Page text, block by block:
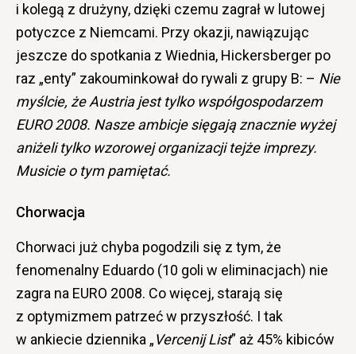
i kolegą z drużyny, dzięki czemu zagrał w lutowej
potyczce z Niemcami. Przy okazji, nawiązując
jeszcze do spotkania z Wiednia, Hickersberger po
raz „enty” zakouminkował do rywali z grupy B: – Nie
myślcie, że Austria jest tylko współgospodarzem
EURO 2008. Nasze ambicje sięgają znacznie wyżej
aniżeli tylko wzorowej organizacji tejże imprezy.
Musicie o tym pamiętać.
Chorwacja
Chorwaci już chyba pogodzili się z tym, że
fenomenalny Eduardo (10 goli w eliminacjach) nie
zagra na EURO 2008. Co więcej, starają się
z optymizmem patrzeć w przyszłość. I tak
w ankiecie dziennika „Vercenij List” aż 45% kibiców